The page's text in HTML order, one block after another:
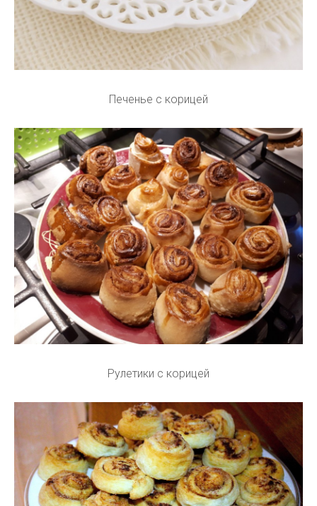
Печенье с корицей
Рулетики с корицей